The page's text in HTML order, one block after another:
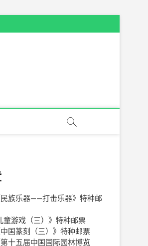
族乐器——打击乐器》特种邮
童游戏（三）》特种邮票
国篆刻（三）》特种邮票
十五届中国国际园林博览